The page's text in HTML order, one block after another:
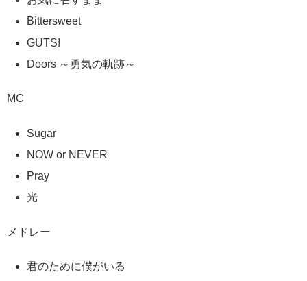
Bittersweet
GUTS!
Doors ～勇気の軌跡～
MC
Sugar
NOW or NEVER
Pray
光
メドレー
君のために僕がいる